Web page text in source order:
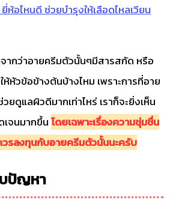
ห้อไหนดี ช่วยบำรุงให้เลือดไหลเวียน
ากว่าอายครีมตัวนั้นๆมีสารสกัด หรือ
หัวข้อข้างต้นบ้างไหม เพราะการที่อาย
ยดูแลผิวดีมากเท่าไหร่ เราก็จะยิ่งเห็น
เจนมากขึ้นโดยเฉพาะเรื่องความชุ่มชื่น
วรลงทุนกับอายครีมตัวนั้นนะครับ
บปัญหา